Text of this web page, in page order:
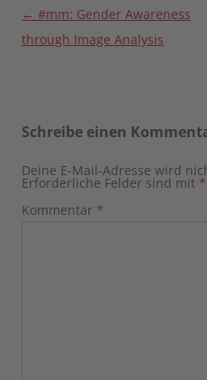
Beitragsnavigation
← #mm: Gender Awareness
through Image Analysis
Schreibe einen
Deine E-Mail-Adresse wird
Erforderliche Felder sind mit *
Kommentar *